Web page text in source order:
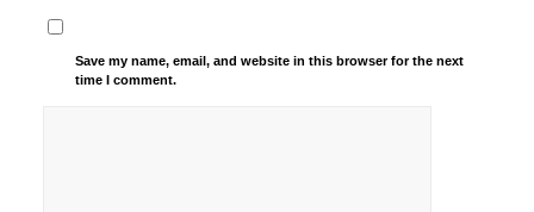
Save my name, email, and website in this browser for the next
time I comment.